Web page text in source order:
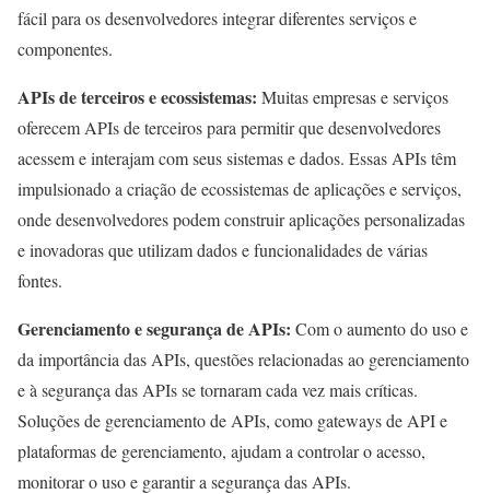
fácil para os desenvolvedores integrar diferentes serviços e
componentes.
APIs de terceiros e ecossistemas: Muitas empresas e serviços
oferecem APIs de terceiros para permitir que desenvolvedores
acessem e interajam com seus sistemas e dados. Essas APIs têm
impulsionado a criação de ecossistemas de aplicações e serviços,
onde desenvolvedores podem construir aplicações personalizadas
e inovadoras que utilizam dados e funcionalidades de várias
fontes.
Gerenciamento e segurança de APIs: Com o aumento do uso e
da importância das APIs, questões relacionadas ao gerenciamento
e à segurança das APIs se tornaram cada vez mais críticas.
Soluções de gerenciamento de APIs, como gateways de API e
plataformas de gerenciamento, ajudam a controlar o acesso,
monitorar o uso e garantir a segurança das APIs.